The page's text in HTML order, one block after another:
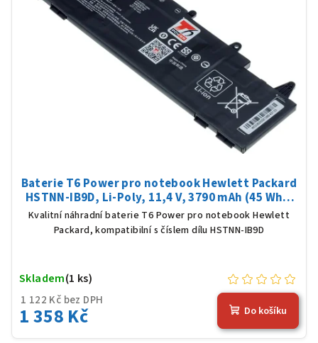
Baterie T6 Power pro notebook Hewlett Packard
HSTNN-IB9D, Li-Poly, 11,4 V, 3790 mAh (45 Wh),
černá
Kvalitní náhradní baterie T6 Power pro notebook Hewlett
Packard, kompatibilní s číslem dílu HSTNN-IB9D
1 122 Kč bez DPH
1 358 Kč
Skladem(1 ks)
Do košíku